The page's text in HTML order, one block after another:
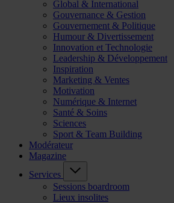
Global & International
Gouvernance & Gestion
Gouvernement & Politique
Humour & Divertissement
Innovation et Technologie
Leadership & Développement
Inspiration
Marketing & Ventes
Motivation
Numérique & Internet
Santé & Soins
Sciences
Sport & Team Building
Modérateur
Magazine
Services
Sessions boardroom
Lieux insolites